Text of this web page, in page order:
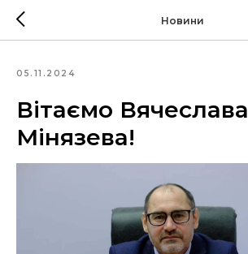
Новини
05.11.2024
Вітаємо Вячеслава
Мінязева!